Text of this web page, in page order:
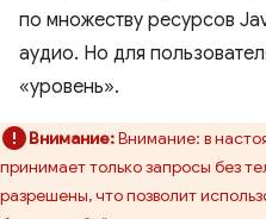
по множеству ресурсов
аудио. Но для
«уровень».
Внимание:Внимание: в
принимает только запросы без
разрешены, что позволит